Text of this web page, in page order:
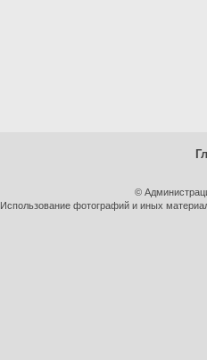
©
Использование фотографий и иных